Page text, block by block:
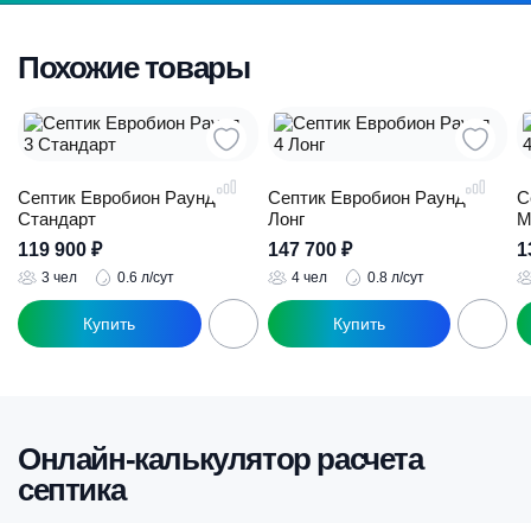
Похожие товары
Септик Евробион Раунд 3
Стандарт
119 900 ₽
3 чел 0.6 л/сут
Септик Евробион Раунд 4
Лонг
147 700 ₽
4 чел 0.8 л/сут
Онлайн-калькулятор расчета
септика